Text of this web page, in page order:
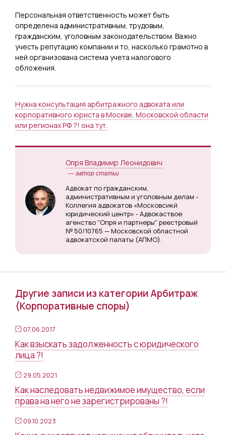
Персональная ответственность может быть
определена административным, трудовым,
гражданским, уголовным законодательством. Важно
учесть репутацию компании и то, насколько грамотно в
ней организована система учета налогового
обложения.
Нужна консультация арбитражного адвоката или
корпоративного юриста в Москве, Московской области
или регионах РФ ?! она тут.
Опря Владимир Леонидович
— автор статьи
Адвокат по гражданским,
административным и уголовным делам -
Коллегия адвокатов «Московсикй
юридический центр» - Адвокаствое
агенство "Опря и партнеры" реестровый
№ 50/10765 — Московской областной
адвокатской палаты (АПМО).
Другие записи из категории Арбитраж
(Корпоративные споры)
07.06.2017
Как взыскать задолженность с юридического
лица ?!
29.05.2021
Как наследовать недвижимое имущество, если
права на него не зарегистрированы ?!
09.10.2023